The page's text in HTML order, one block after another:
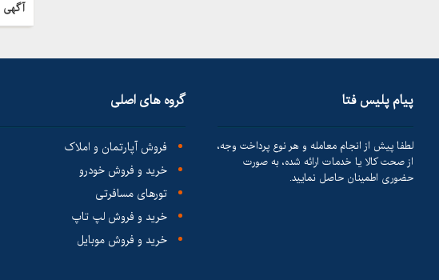
آگهی
پیام پلیس فتا
لطفا پیش از انجام معامله و هر نوع پرداخت وجه،
از صحت کالا یا خدمات ارائه شده، به صورت
حضوری اطمینان حاصل نمایید.
گروه های اصلی
فروش آپارتمان و املاک
خرید و فروش خودرو
تورهای مسافرتی
خرید و فروش لپ تاپ
خرید و فروش موبایل